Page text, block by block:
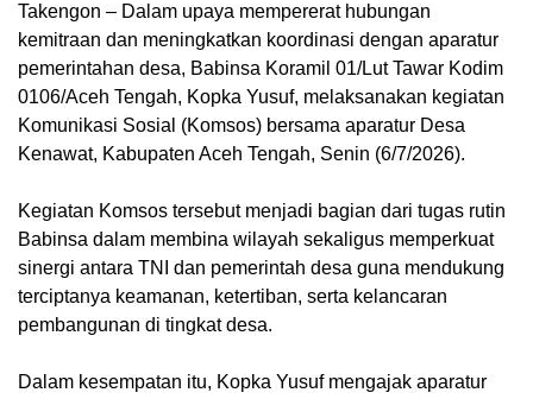
Takengon – Dalam upaya mempererat hubungan
kemitraan dan meningkatkan koordinasi dengan aparatur
pemerintahan desa, Babinsa Koramil 01/Lut Tawar Kodim
0106/Aceh Tengah, Kopka Yusuf, melaksanakan kegiatan
Komunikasi Sosial (Komsos) bersama aparatur Desa
Kenawat, Kabupaten Aceh Tengah, Senin (6/7/2026).
Kegiatan Komsos tersebut menjadi bagian dari tugas rutin
Babinsa dalam membina wilayah sekaligus memperkuat
sinergi antara TNI dan pemerintah desa guna mendukung
terciptanya keamanan, ketertiban, serta kelancaran
pembangunan di tingkat desa.
Dalam kesempatan itu, Kopka Yusuf mengajak aparatur